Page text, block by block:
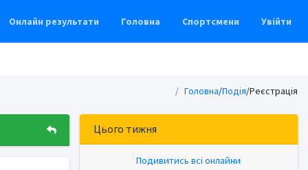
Онлайн результати Головна Спортсмени Увійти
Головна/Подія/Реєстрація
Цього тижня
Подивитись всі онлайни